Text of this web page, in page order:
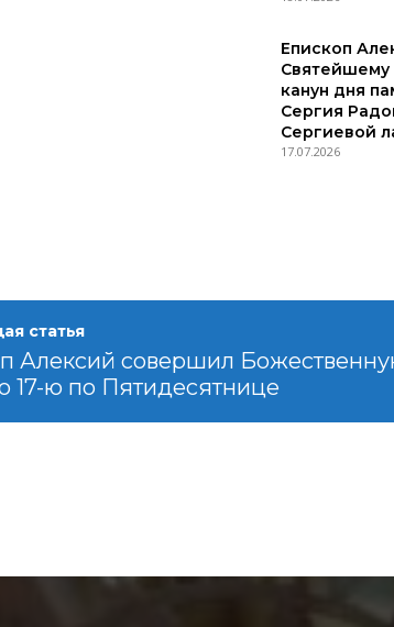
Епископ
Святейшему
канун дня
Сергия
Сергиевой
17.07.2026
статья
Алексий совершил
17-ю по Пятидесятнице